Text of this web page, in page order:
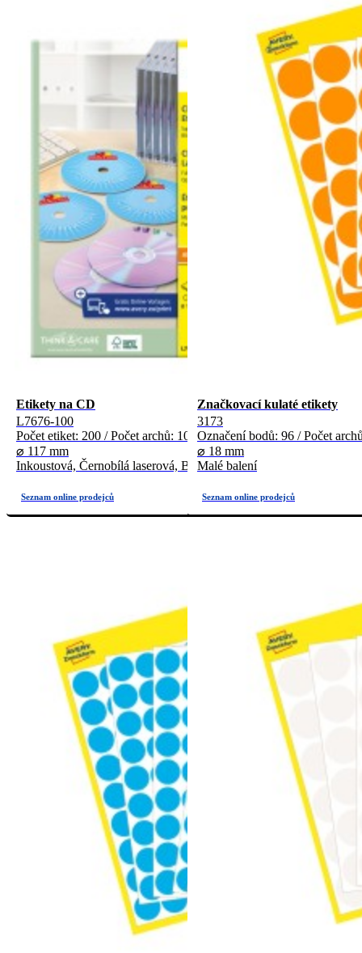
Etikety na CD
L7676-100
Počet etiket: 200 / Počet archů: 100
⌀ 117 mm
Inkoustová, Černobílá laserová, Barevná laserová
Značkovací kulaté etikety
3173
Označení bodů: 96 / Počet
⌀ 18 mm
Malé balení